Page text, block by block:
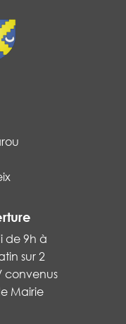
de 9h à
sur 2
convenus
Mairie